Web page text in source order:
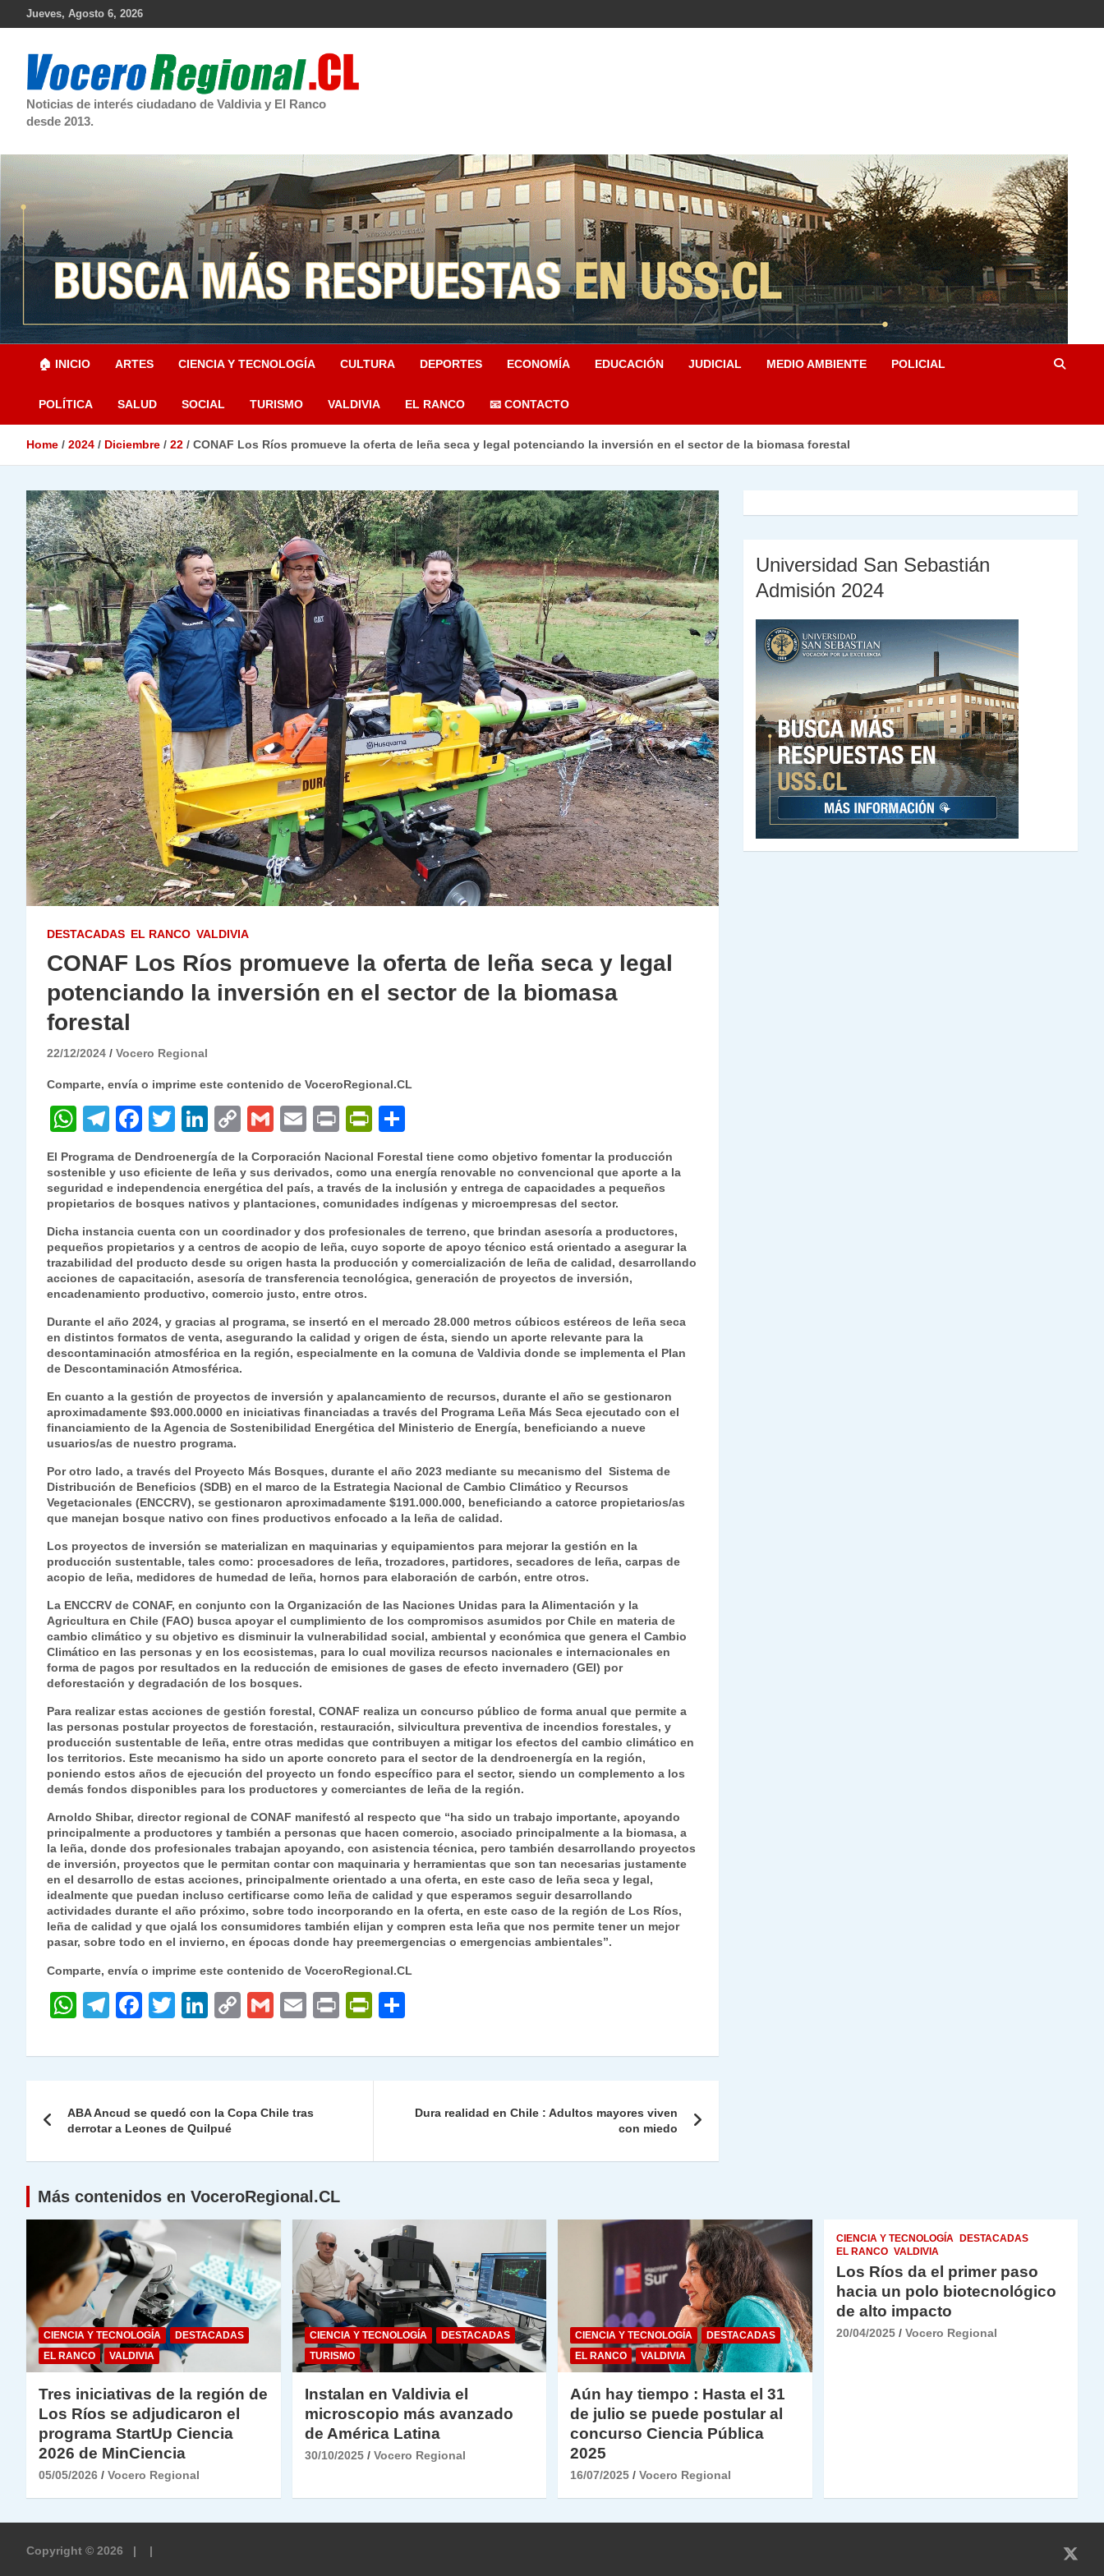
Jueves, Agosto 6, 2026
Noticias de interés ciudadano de Valdivia y El Ranco
desde 2013.
🏠 INICIO ARTES CIENCIA Y TECNOLOGÍA CULTURA DEPORTES ECONOMÍA EDUCACIÓN JUDICIAL MEDIO AMBIENTE POLICIAL
POLÍTICA SALUD SOCIAL TURISMO VALDIVIA EL RANCO 📧 CONTACTO
Home 2024 Diciembre 22 CONAF Los Ríos promueve la oferta de leña seca y legal potenciando la inversión en el sector de la biomasa forestal
DESTACADAS EL RANCO VALDIVIA
CONAF Los Ríos promueve la oferta de leña seca y legal
potenciando la inversión en el sector de la biomasa
forestal
22/12/2024 Vocero Regional
Comparte, envía o imprime este contenido de VoceroRegional.CL
W
at
s
A
p
p
T
el
e
gr
a
m
F
c
e
b
o
o
k
T
itt
er
Li
n
k
e
dI
n
C
o
p
y
Li
n
k
G
ai
l
E
m
ai
l
P
ri
nt
P
ri
nt
Fr
ie
n
dl
o
m
p
ar
tir
El Programa de Dendroenergía de la Corporación Nacional Forestal tiene como objetivo fomentar la producción
sostenible y uso eficiente de leña y sus derivados, como una energía renovable no convencional que aporte a la
seguridad e independencia energética del país, a través de la inclusión y entrega de capacidades a pequeños
propietarios de bosques nativos y plantaciones, comunidades indígenas y microempresas del sector.
Dicha instancia cuenta con un coordinador y dos profesionales de terreno, que brindan asesoría a productores,
pequeños propietarios y a centros de acopio de leña, cuyo soporte de apoyo técnico está orientado a asegurar la
trazabilidad del producto desde su origen hasta la producción y comercialización de leña de calidad, desarrollando
acciones de capacitación, asesoría de transferencia tecnológica, generación de proyectos de inversión,
encadenamiento productivo, comercio justo, entre otros.
Durante el año 2024, y gracias al programa, se insertó en el mercado 28.000 metros cúbicos estéreos de leña seca
en distintos formatos de venta, asegurando la calidad y origen de ésta, siendo un aporte relevante para la
descontaminación atmosférica en la región, especialmente en la comuna de Valdivia donde se implementa el Plan
de Descontaminación Atmosférica.
En cuanto a la gestión de proyectos de inversión y apalancamiento de recursos, durante el año se gestionaron
aproximadamente $93.000.0000 en iniciativas financiadas a través del Programa Leña Más Seca ejecutado con el
financiamiento de la Agencia de Sostenibilidad Energética del Ministerio de Energía, beneficiando a nueve
usuarios/as de nuestro programa.
Por otro lado, a través del Proyecto Más Bosques, durante el año 2023 mediante su mecanismo del Sistema de
Distribución de Beneficios (SDB) en el marco de la Estrategia Nacional de Cambio Climático y Recursos
Vegetacionales (ENCCRV), se gestionaron aproximadamente $191.000.000, beneficiando a catorce propietarios/as
que manejan bosque nativo con fines productivos enfocado a la leña de calidad.
Los proyectos de inversión se materializan en maquinarias y equipamientos para mejorar la gestión en la
producción sustentable, tales como: procesadores de leña, trozadores, partidores, secadores de leña, carpas de
acopio de leña, medidores de humedad de leña, hornos para elaboración de carbón, entre otros.
La ENCCRV de CONAF, en conjunto con la Organización de las Naciones Unidas para la Alimentación y la
Agricultura en Chile (FAO) busca apoyar el cumplimiento de los compromisos asumidos por Chile en materia de
cambio climático y su objetivo es disminuir la vulnerabilidad social, ambiental y económica que genera el Cambio
Climático en las personas y en los ecosistemas, para lo cual moviliza recursos nacionales e internacionales en
forma de pagos por resultados en la reducción de emisiones de gases de efecto invernadero (GEI) por
deforestación y degradación de los bosques.
Para realizar estas acciones de gestión forestal, CONAF realiza un concurso público de forma anual que permite a
las personas postular proyectos de forestación, restauración, silvicultura preventiva de incendios forestales, y
producción sustentable de leña, entre otras medidas que contribuyen a mitigar los efectos del cambio climático en
los territorios. Este mecanismo ha sido un aporte concreto para el sector de la dendroenergía en la región,
poniendo estos años de ejecución del proyecto un fondo específico para el sector, siendo un complemento a los
demás fondos disponibles para los productores y comerciantes de leña de la región.
Arnoldo Shibar, director regional de CONAF manifestó al respecto que “ha sido un trabajo importante, apoyando
principalmente a productores y también a personas que hacen comercio, asociado principalmente a la biomasa, a
la leña, donde dos profesionales trabajan apoyando, con asistencia técnica, pero también desarrollando proyectos
de inversión, proyectos que le permitan contar con maquinaria y herramientas que son tan necesarias justamente
en el desarrollo de estas acciones, principalmente orientado a una oferta, en este caso de leña seca y legal,
idealmente que puedan incluso certificarse como leña de calidad y que esperamos seguir desarrollando
actividades durante el año próximo, sobre todo incorporando en la oferta, en este caso de la región de Los Ríos,
leña de calidad y que ojalá los consumidores también elijan y compren esta leña que nos permite tener un mejor
pasar, sobre todo en el invierno, en épocas donde hay preemergencias o emergencias ambientales”.
Comparte, envía o imprime este contenido de VoceroRegional.CL
W
at
A
p
p
T
e
a
m
F
c
b
o
o
k
T
itt
Li
k
dI
n
C
p
Li
k
G
ai
E
ai
P
nt
P
nt
dl
m
ar
de
entradas
ABA Ancud se quedó con la Copa Chile tras
derrotar a Leones de Quilpué
Dura realidad en Chile : Adultos mayores viven
con miedo
Universidad San Sebastián
Admisión 2024
Más contenidos en VoceroRegional.CL
CIENCIA Y TECNOLOGÍA
DESTACADAS
EL RANCO
VALDIVIA
Tres iniciativas de la región de
Los Ríos se adjudicaron el
programa StartUp Ciencia
2026 de MinCiencia
05/05/2026 Vocero Regional
CIENCIA Y TECNOLOGÍA
DESTACADAS
TURISMO
Instalan en Valdivia el
microscopio más avanzado
de América Latina
30/10/2025 Vocero Regional
CIENCIA Y TECNOLOGÍA
DESTACADAS
EL RANCO
VALDIVIA
Aún hay tiempo : Hasta el 31
de julio se puede postular al
concurso Ciencia Pública
2025
16/07/2025 Vocero Regional
CIENCIA Y TECNOLOGÍA
DESTACADAS
EL RANCO VALDIVIA
Los Ríos da el primer paso
hacia un polo biotecnológico
de alto impacto
20/04/2025 Vocero Regional
Copyright © 2026